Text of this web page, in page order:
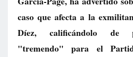
caso que afecta a la
Díez, calificándolo de
"tremendo" para el